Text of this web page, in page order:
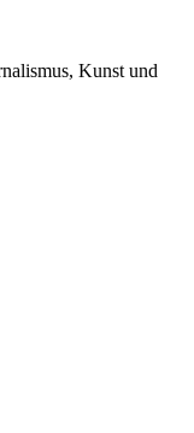
Kunst und